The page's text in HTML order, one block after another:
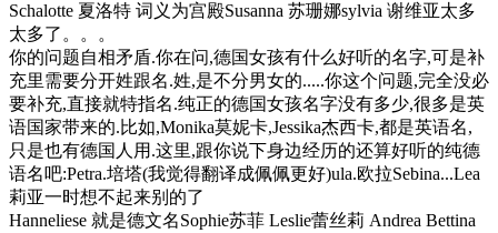
Schalotte 夏洛特 词义为宫殿Susanna 苏珊娜sylvia 谢维亚太多
太多了。。。
你的问题自相矛盾.你在问,德国女孩有什么好听的名字,可是补
充里需要分开姓跟名.姓,是不分男女的.....你这个问题,完全没必
要补充,直接就特指名.纯正的德国女孩名字没有多少,很多是英
语国家带来的.比如,Monika莫妮卡,Jessika杰西卡,都是英语名,
只是也有德国人用.这里,跟你说下身边经历的还算好听的纯德
语名吧:Petra.培塔(我觉得翻译成佩佩更好)ula.欧拉Sebina...Lea
莉亚一时想不起来别的了
Hanneliese 就是德文名Sophie苏菲 Leslie蕾丝莉 Andrea Bettina